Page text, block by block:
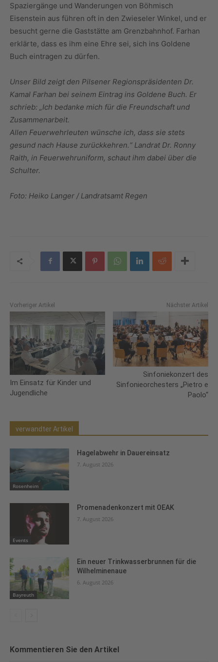
Spaziergänge und Wanderungen von Böhmisch
Eisenstein aus führen oft in den Zwieseler Winkel, und er
besucht gerne die Gaststätte am Grenzbahnhof. Farhan
erklärte, dass es ihm eine Ehre sei, sich ins Goldene
Buch eintragen zu dürfen.
Unser Bild zeigt den Pilsener Regionspräsidenten Dr.
Kamal Farhan bei seinem Eintrag ins Goldene Buch. Er
schrieb: „Ich bedanke mich für die Freundschaft und
Zusammenarbeit.
Allen Feuerwehrleuten wünsche ich, dass sie stets
gesund nach Hause zurückkehren.“ Landrat Dr. Ronny
Raith, in Feuerwehruniform, schaut ihm dabei über die
Schulter.
Foto: Heiko Langer / Landratsamt Regen
Vorheriger Artikel
Im Einsatz für Kinder und
Jugendliche
Nächster Artikel
Sinfoniekonzert des
Sinfonieorchesters „Pietro e
Paolo“
verwandter Artikel
Rosenheim
Hagelabwehr in Dauereinsatz
7. August 2026
Events
Promenadenkonzert mit OEAK
7. August 2026
Bayreuth
Ein neuer Trinkwasserbrunnen für die
Wilhelminenaue
6. August 2026
Kommentieren Sie den Artikel